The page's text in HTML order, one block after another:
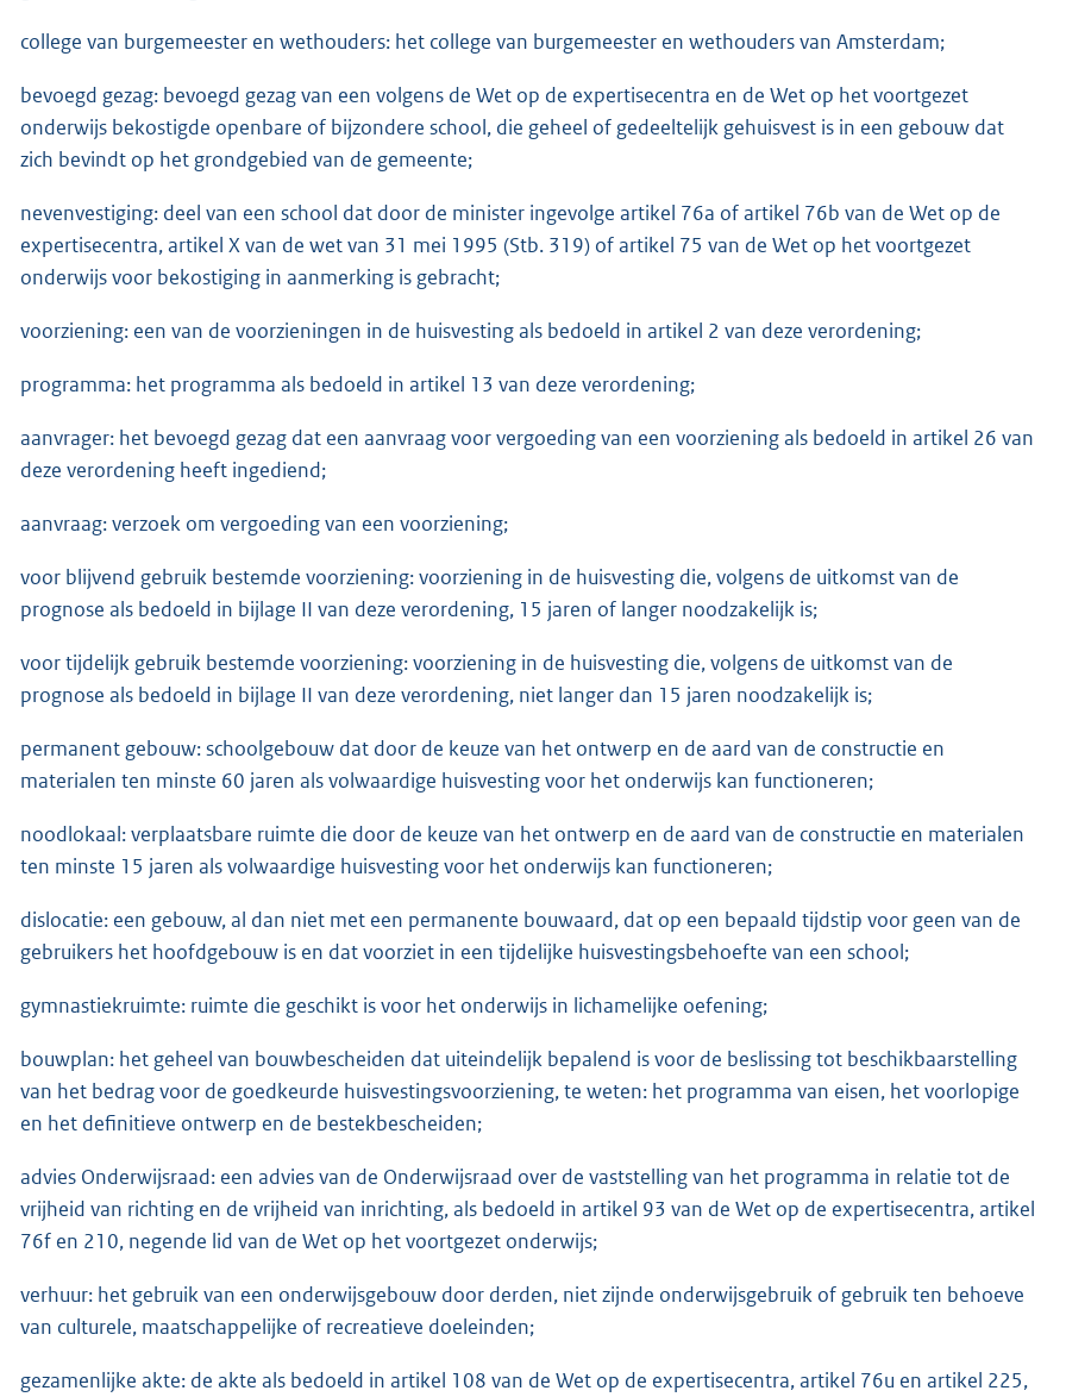
college van burgemeester en wethouders: het college van burgemeester en wethouders van Amsterdam;
bevoegd gezag: bevoegd gezag van een volgens de Wet op de expertisecentra en de Wet op het voortgezet
onderwijs bekostigde openbare of bijzondere school, die geheel of gedeeltelijk gehuisvest is in een gebouw dat
zich bevindt op het grondgebied van de gemeente;
nevenvestiging: deel van een school dat door de minister ingevolge artikel 76a of artikel 76b van de Wet op de
expertisecentra, artikel X van de wet van 31 mei 1995 (Stb. 319) of artikel 75 van de Wet op het voortgezet
onderwijs voor bekostiging in aanmerking is gebracht;
voorziening: een van de voorzieningen in de huisvesting als bedoeld in artikel 2 van deze verordening;
programma: het programma als bedoeld in artikel 13 van deze verordening;
aanvrager: het bevoegd gezag dat een aanvraag voor vergoeding van een voorziening als bedoeld in artikel 26 van
deze verordening heeft ingediend;
aanvraag: verzoek om vergoeding van een voorziening;
voor blijvend gebruik bestemde voorziening: voorziening in de huisvesting die, volgens de uitkomst van de
prognose als bedoeld in bijlage II van deze verordening, 15 jaren of langer noodzakelijk is;
voor tijdelijk gebruik bestemde voorziening: voorziening in de huisvesting die, volgens de uitkomst van de
prognose als bedoeld in bijlage II van deze verordening, niet langer dan 15 jaren noodzakelijk is;
permanent gebouw: schoolgebouw dat door de keuze van het ontwerp en de aard van de constructie en
materialen ten minste 60 jaren als volwaardige huisvesting voor het onderwijs kan functioneren;
noodlokaal: verplaatsbare ruimte die door de keuze van het ontwerp en de aard van de constructie en materialen
ten minste 15 jaren als volwaardige huisvesting voor het onderwijs kan functioneren;
dislocatie: een gebouw, al dan niet met een permanente bouwaard, dat op een bepaald tijdstip voor geen van de
gebruikers het hoofdgebouw is en dat voorziet in een tijdelijke huisvestingsbehoefte van een school;
gymnastiekruimte: ruimte die geschikt is voor het onderwijs in lichamelijke oefening;
bouwplan: het geheel van bouwbescheiden dat uiteindelijk bepalend is voor de beslissing tot beschikbaarstelling
van het bedrag voor de goedkeurde huisvestingsvoorziening, te weten: het programma van eisen, het voorlopige
en het definitieve ontwerp en de bestekbescheiden;
advies Onderwijsraad: een advies van de Onderwijsraad over de vaststelling van het programma in relatie tot de
vrijheid van richting en de vrijheid van inrichting, als bedoeld in artikel 93 van de Wet op de expertisecentra, artikel
76f en 210, negende lid van de Wet op het voortgezet onderwijs;
verhuur: het gebruik van een onderwijsgebouw door derden, niet zijnde onderwijsgebruik of gebruik ten behoeve
van culturele, maatschappelijke of recreatieve doeleinden;
gezamenlijke akte: de akte als bedoeld in artikel 108 van de Wet op de expertisecentra, artikel 76u en artikel 225,